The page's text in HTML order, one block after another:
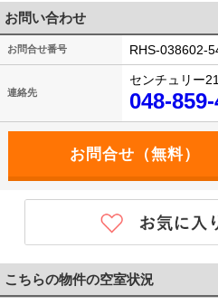
お問い合わせ
お問合せ番号 RHS-038602-
連絡先
センチュリー
048-
こちらの物件の空室状況